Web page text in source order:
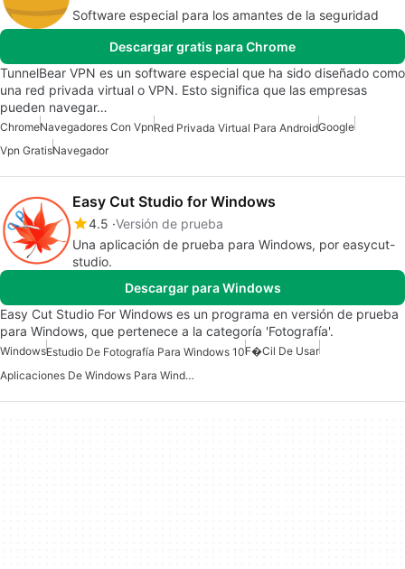
Software especial para los amantes de la seguridad
Descargar gratis para Chrome
TunnelBear VPN es un software especial que ha sido diseñado como
una red privada virtual o VPN. Esto significa que las empresas
pueden navegar…
ChromeNavegadores Con VpnRed Privada Virtual Para AndroidGoogle
Vpn GratisNavegador
Easy Cut Studio for Windows
4.5 Versión de prueba
Una aplicación de prueba para Windows, por easycut-
studio.
Descargar para Windows
Easy Cut Studio For Windows es un programa en versión de prueba
para Windows, que pertenece a la categoría 'Fotografía'.
WindowsEstudio De Fotografía Para Windows 10F�cil De Usar
Aplicaciones De Windows Para Windows 10